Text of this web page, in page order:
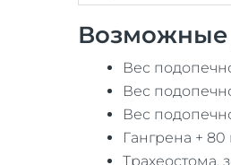
Возможные
Вес
Вес
Вес
Гангрена +
Трахеостома,